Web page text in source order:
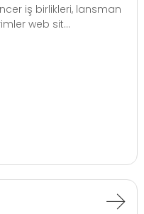
iş birlikleri, lansman
web sit...